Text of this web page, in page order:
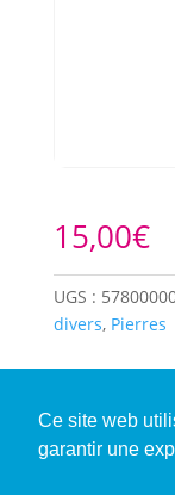
Ce site web
garantir une
15,00€
UGS :
divers, Pierres